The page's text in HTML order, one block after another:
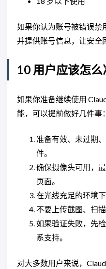
如果你认为账号被错误禁
并提供账号信息，让安全
10 用户应该怎么
如果你准备继续使用
能，可以提前做好几件事：
准备有效、未过期
件。
确保摄像头可用，
页面。
在光线充足的环境下
不要上传截图、扫
如果验证失败，先
系支持。
对大多数用户来说，